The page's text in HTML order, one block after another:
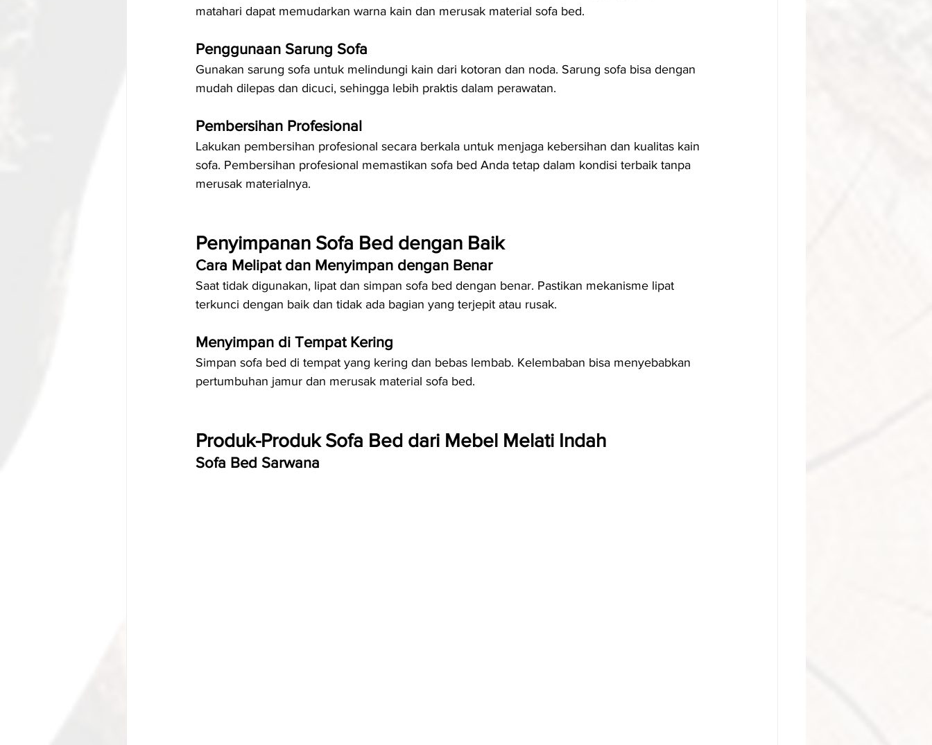
matahari dapat memudarkan warna kain dan merusak material sofa bed.
Penggunaan Sarung Sofa
Gunakan sarung sofa untuk melindungi kain dari kotoran dan noda. Sarung sofa bisa dengan
mudah dilepas dan dicuci, sehingga lebih praktis dalam perawatan.
Pembersihan Profesional
Lakukan pembersihan profesional secara berkala untuk menjaga kebersihan dan kualitas kain
sofa. Pembersihan profesional memastikan sofa bed Anda tetap dalam kondisi terbaik tanpa
merusak materialnya.
Penyimpanan Sofa Bed dengan Baik
Cara Melipat dan Menyimpan dengan Benar
Saat tidak digunakan, lipat dan simpan sofa bed dengan benar. Pastikan mekanisme lipat
terkunci dengan baik dan tidak ada bagian yang terjepit atau rusak.
Menyimpan di Tempat Kering
Simpan sofa bed di tempat yang kering dan bebas lembab. Kelembaban bisa menyebabkan
pertumbuhan jamur dan merusak material sofa bed.
Produk-Produk Sofa Bed dari Mebel Melati Indah
Sofa Bed Sarwana